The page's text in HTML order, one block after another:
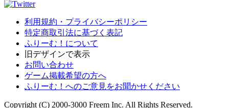
利用規約・プライバシーポリシー
特定商取引法に基づく表記
ふりーむ！について
旧デザインで表示
お問い合わせ
ゲーム掲載希望の方へ
ふりーむ！へのご意見をお聞かせください
Copyright (C) 2000-3000 Freem Inc. All Rights Reserved.